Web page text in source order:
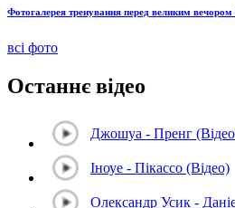
Фотогалерея тренування перед великим вечором
всі фото
Останнє відео
Джошуа - Пренг
Іноуе - Пікассо (Відео)
Олександр Усик -